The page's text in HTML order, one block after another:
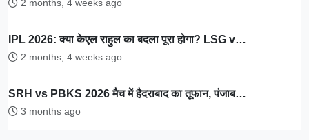
2 months, 4 weeks ago
IPL 2026: क्या केएल राहुल का बदला पूरा होगा? LSG v…
2 months, 4 weeks ago
SRH vs PBKS 2026 मैच में हैदराबाद का तूफान, पंजाब…
3 months ago